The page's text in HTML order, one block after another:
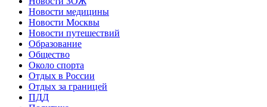
Новости медицины
Новости Москвы
Новости путешествий
Образование
Общество
Около спорта
Отдых в России
Отдых за границей
ПДД